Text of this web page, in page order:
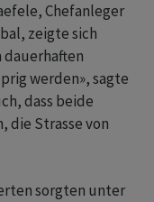
Chefanleger
zeigte sich
dauerhaften
werden», sagte
dass beide
die Strasse von
sorgten unter